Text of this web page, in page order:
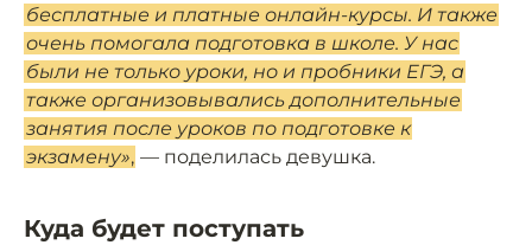
бесплатные и платные онлайн-курсы. И также
очень помогала подготовка в школе. У нас
были не только уроки, но и пробники ЕГЭ, а
также организовывались дополнительные
занятия после уроков по подготовке к
экзамену», — поделилась девушка.
Куда будет поступать